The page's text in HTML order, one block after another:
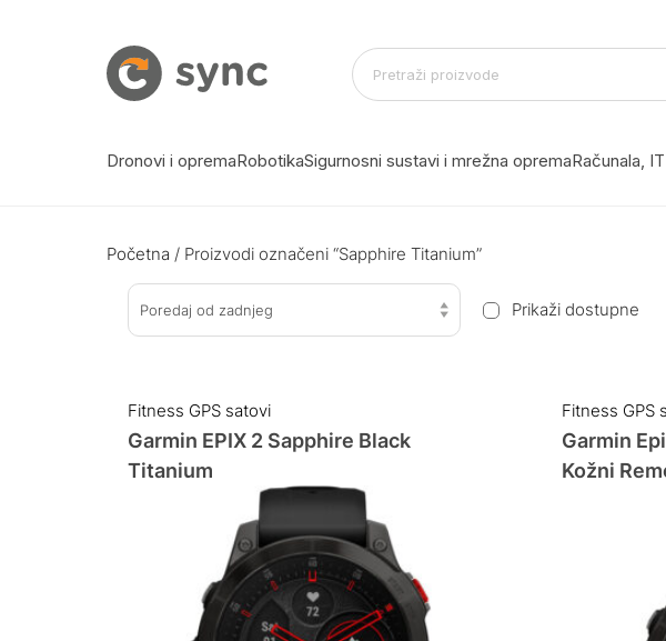
Dronovi i opremaRobotikaSigurnosni sustavi i mrežna opremaRačunala,
Početna / Proizvodi označeni “Sapphire Titanium”
Poredaj od zadnjeg Prikaži dostupne
Fitness GPS satovi
Garmin EPIX 2 Sapphire Black
Titanium
Fitness GPS
Garmin
Kožni